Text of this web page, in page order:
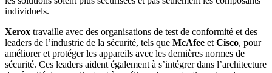
individuels.
Xerox travaille avec des organisations de test de conformité et des
leaders de l’industrie de la sécurité, tels que McAfee et Cisco, pour
améliorer et protéger les appareils avec les dernières normes de
sécurité. Ces leaders aident également à s’intégrer dans l’architecture